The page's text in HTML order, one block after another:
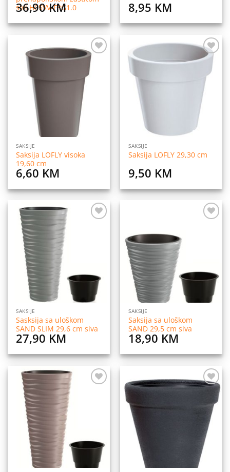
sivi H05VV-F3G1.0
36,90KM 8,95 KM
Dodaj
SAKSIJE
Saksija LOFLY visoka
19,60 cm
6,60 KM
Dodaj
na
listu
želja
SAKSIJE
Saksija LOFLY 29,30 cm
9,50 KM
SAKSIJE
Sasksija sa uloškom
SAND SLIM 29,6 cm siva
27,90 KM
SAKSIJE
Saksija sa uloškom
SAND 29,5 cm siva
18,90 KM
listu
želja